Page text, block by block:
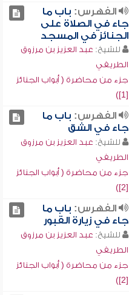
الفهرس: باب ما
جاء في الصلاة على
الجنائز في المسجد
للشيخ: عبد العزيز بن مرزوق
الطريفي
جزء من محاضرة ( أبواب الجنائز
[1])
الفهرس: باب ما
جاء في الشق
للشيخ: عبد العزيز بن مرزوق
الطريفي
جزء من محاضرة ( أبواب الجنائز
[2])
الفهرس: باب ما
جاء في زيارة القبور
للشيخ: عبد العزيز بن مرزوق
الطريفي
جزء من محاضرة ( أبواب الجنائز
[2])